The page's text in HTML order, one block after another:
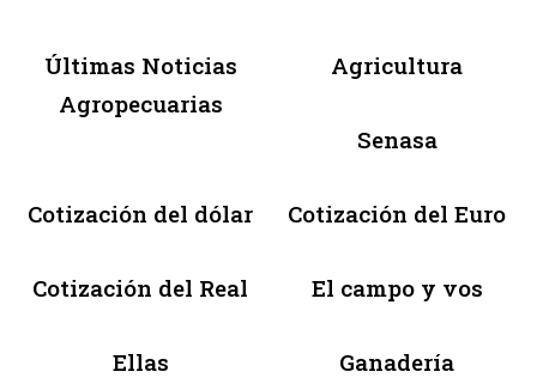
Últimas Noticias
Agropecuarias
Agricultura
Senasa
Cotización del dólar Cotización del Euro
Cotización del Real El campo y vos
Ellas Ganadería